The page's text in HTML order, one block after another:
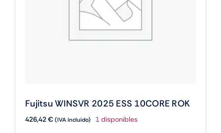
Fujitsu WINSVR 2025 ESS 10CORE ROK
426,42€(IVA incluido) 1 disponibles